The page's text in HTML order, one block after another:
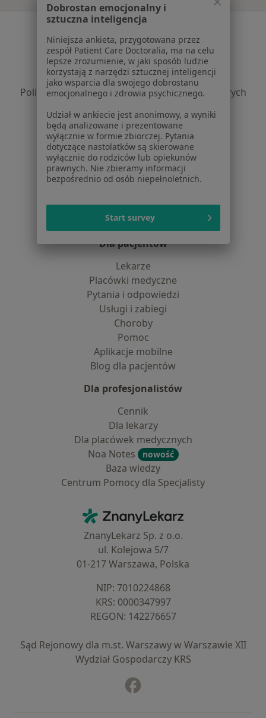
Serwis
Regulamin
Polityka prywatności pacjentów
Polityka prywatności profesjonalistów
Polityka prywatności dla profesjonalistów, których
Polityka cookies
Jak działają wyniki wyszukiwania
Dostępność
O nas
Praca Rekrutujemy!
Centrum prasowe
Kontakt
Dla pacjentów
Lekarze
Placówki medyczne
Pytania i odpowiedzi
Usługi i zabiegi
Choroby
Pomoc
Aplikacje mobilne
Blog dla pacjentów
Dla profesjonalistów
Cennik
Dla lekarzy
Dla placówek medycznych
Noa Notes
nowość
Baza wiedzy
Centrum Pomocy dla Specjalisty
ZnanyLekarz - Strona główna
ZnanyLekarz Sp. z o.o.
ul. Kolejowa 5/7
01-217 Warszawa, Polska
NIP: ⁠7010224868
KRS: ⁠0000347997
REGON: ⁠142276657
Sąd Rejonowy dla m.st. Warszawy w Warszawie XII
Wydział Gospodarczy KRS
Dobrostan emocjonalny i
sztuczna inteligencja
Niniejsza ankieta, przygotowana przez
zespół Patient Care Doctoralia, ma na celu
lepsze zrozumienie, w jaki sposób ludzie
korzystają z narzędzi sztucznej inteligencji
jako wsparcia dla swojego dobrostanu
emocjonalnego i zdrowia psychicznego.
Udział w ankiecie jest anonimowy, a wyniki
będą analizowane i prezentowane
wyłącznie w formie zbiorczej. Pytania
dotyczące nastolatków są skierowane
wyłącznie do rodziców lub opiekunów
prawnych. Nie zbieramy informacji
bezpośrednio od osób niepełnoletnich.
Start survey